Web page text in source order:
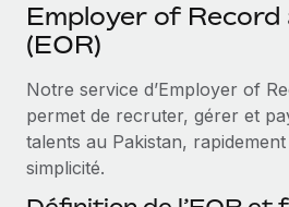
Rationalisez vos processus
SERVICES
Demandez aux experts
Recevez des conseils d’experts
l’international et la conformité
Partenaires stratégiques
Intégrez les RH à l’international
Devenir partenaire
Explorez avec nous vos
Remote Build
Bientôt
Événements
Données sur les salaires et les
Centre de ressources
Employer of Record
(EOR)
Notre service d’Employer of
permet de recruter, gérer et
talents au Pakistan,
simplicité.